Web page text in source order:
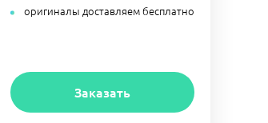
оригиналы доставляем бесплатно
Заказать